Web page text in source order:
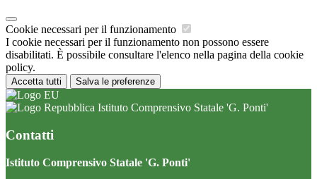
Cookie necessari per il funzionamento
I cookie necessari per il funzionamento non possono essere
disabilitati. È possibile consultare l'elenco nella pagina della cookie
policy.
Accetta tutti Salva le preferenze
Istituto Comprensivo Statale 'G. Ponti'
Contatti
Istituto Comprensivo Statale 'G. Ponti'